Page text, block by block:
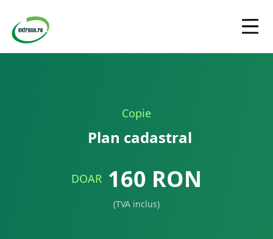
Copie
Plan cadastral
DOAR 160 RON
(TVA inclus)